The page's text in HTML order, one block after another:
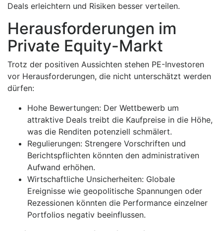
Deals erleichtern und Risiken besser verteilen.
Herausforderungen im
Private Equity-Markt
Trotz der positiven Aussichten stehen PE-Investoren
vor Herausforderungen, die nicht unterschätzt werden
dürfen:
Hohe Bewertungen: Der Wettbewerb um
attraktive Deals treibt die Kaufpreise in die Höhe,
was die Renditen potenziell schmälert.
Regulierungen: Strengere Vorschriften und
Berichtspflichten könnten den administrativen
Aufwand erhöhen.
Wirtschaftliche Unsicherheiten: Globale
Ereignisse wie geopolitische Spannungen oder
Rezessionen könnten die Performance einzelner
Portfolios negativ beeinflussen.